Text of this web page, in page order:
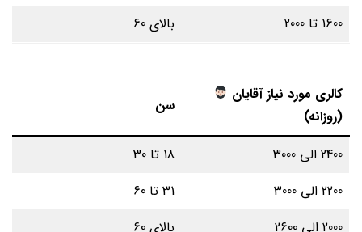
1600 تا 2000
بالای 60
کالری مورد نیاز آقایان
(روزانه)
سن
2400 الی 3000
18 تا 30
2200 الی 3000
31 تا 60
2000 الی 2600
بالای 60